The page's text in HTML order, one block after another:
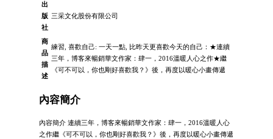
出
版
社
三采文化股份有限公司
商
品
描
述
練習, 喜歡自己: 一天一點, 比昨天更喜歡今天的自己：★連續
三年，博客來暢銷華文作家：肆一，2016溫暖人心之作★繼
《可不可以，你也剛好喜歡我？》後，再度以暖心小畫傳遞
內容簡介
內容簡介 連續三年，博客來暢銷華文作家：肆一，2016溫暖人心
之作繼《可不可以，你也剛好喜歡我？》後，再度以暖心小畫傳遞